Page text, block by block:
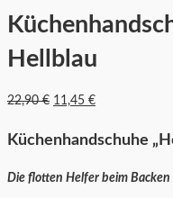
Hellblau
22,90€ 11,45 €
Küchenhandschuhe
Die flotten Helfer beim Backen